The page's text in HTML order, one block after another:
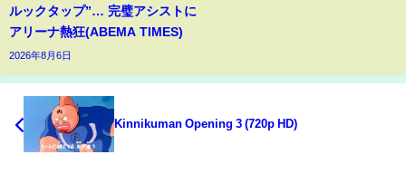
ルックタップ”… 完璧アシストに
アリーナ熱狂(ABEMA TIMES)
2026年8月6日
Kinnikuman Opening 3 (720p HD)